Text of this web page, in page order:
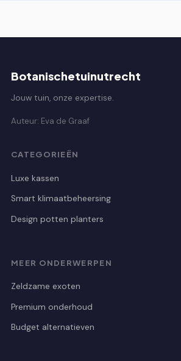
Botanischetuinutrecht
Jouw tuin, onze expertise.
Auteur: Eva de Graaf
CATEGORIEËN
Luxe kassen
Smart klimaatbeheersing
Design potten planters
MEER ONDERWERPEN
Zeldzame exoten
Premium onderhoud
Budget alternatieven